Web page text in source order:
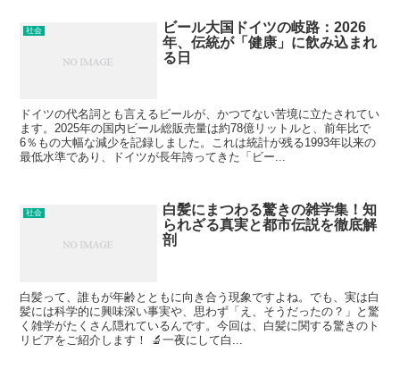
社会
ビール大国ドイツの岐路：2026
年、伝統が「健康」に飲み込まれ
る日
ドイツの代名詞とも言えるビールが、かつてない苦境に立たされてい
ます。2025年の国内ビール総販売量は約78億リットルと、前年比で
6％もの大幅な減少を記録しました。これは統計が残る1993年以来の
最低水準であり、ドイツが長年誇ってきた「ビー...
社会
白髪にまつわる驚きの雑学集！知
られざる真実と都市伝説を徹底解
剖
白髪って、誰もが年齢とともに向き合う現象ですよね。でも、実は白
髪には科学的に興味深い事実や、思わず「え、そうだったの？」と驚
く雑学がたくさん隠れているんです。今回は、白髪に関する驚きのト
リビアをご紹介します！ 🔬一夜にして白...